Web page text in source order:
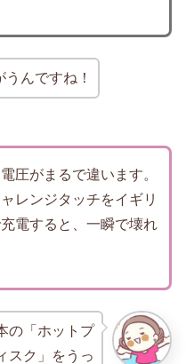
んですね！
圧がまるで違います。
レンジタッチをイギリ
電すると、一瞬で壊れ
の「ホットプ
スク」をうっ